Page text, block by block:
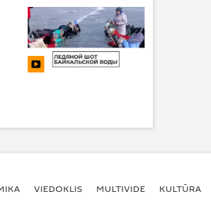
VIEDOKLIS MULTIVIDE KULTŪRA